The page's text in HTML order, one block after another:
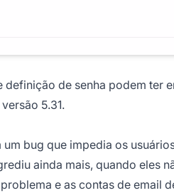
de senha podem ter
5.31.
bug que impedia os
ainda mais, quando eles
e as contas de email